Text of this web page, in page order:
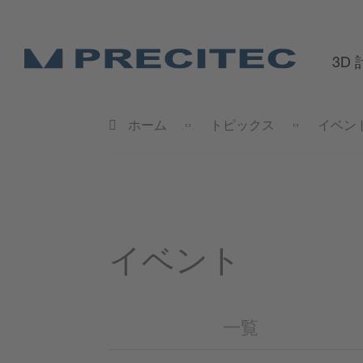
3D
ホーム トピックス イベン
イベント
一覧